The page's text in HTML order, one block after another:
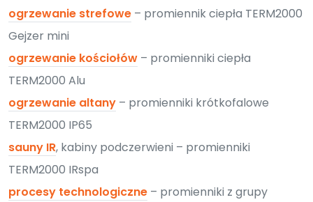
ogrzewanie strefowe – promiennik ciepła TERM2000
Gejzer mini
ogrzewanie kościołów – promienniki ciepła
TERM2000 Alu
ogrzewanie altany – promienniki krótkofalowe
TERM2000 IP65
sauny IR, kabiny podczerwieni – promienniki
TERM2000 IRspa
procesy technologiczne – promienniki z grupy